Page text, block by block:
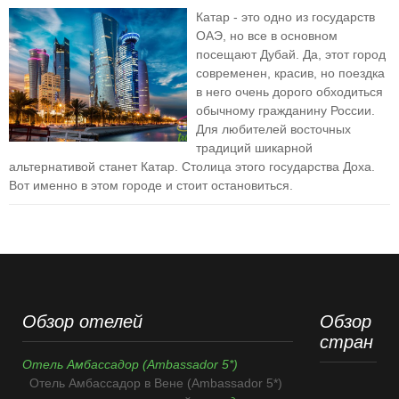
Катар - это одно из государств
ОАЭ, но все в основном
посещают Дубай. Да, этот город
современен, красив, но поездка
в него очень дорого обходиться
обычному гражданину России.
Для любителей восточных
традиций шикарной
альтернативой станет Катар. Столица этого государства Доха.
Вот именно в этом городе и стоит остановиться.
Обзор отелей
Отель Амбассадор (Ambassador 5*)
Отель Амбассадор в Вене (Ambassador 5*)
Обзор
стран